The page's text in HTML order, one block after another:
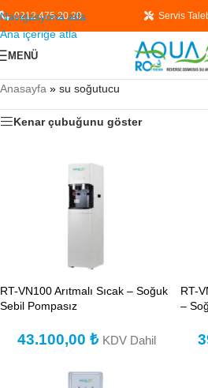
Navigasyona atla
Ana içeriğe atla
0212 475 20 20 Servis
MENÜ
Anasayfa » su soğutucu
Kenar çubuğunu göster
RT-VN100 Arıtmalı Sıcak – Soğuk
Sebil Pompasız
43.100,00 ₺ KDV Dahil
RT-
–